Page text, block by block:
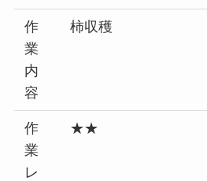
作
業
内
容
柿収穫
作
業
レ
★★